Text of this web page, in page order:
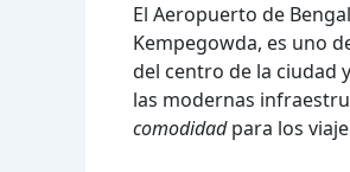
El Aeropuerto de
Kempegowda, es uno
del centro de la ciudad
las modernas
comodidadpara los